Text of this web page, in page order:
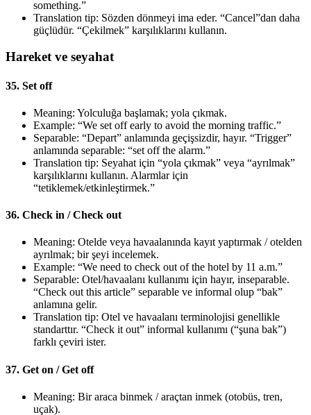
something.”
Translation tip: Sözden dönmeyi ima eder. “Cancel”dan daha
güçlüdür. “Çekilmek” karşılıklarını kullanın.
Hareket ve seyahat
35. Set off
Meaning: Yolculuğa başlamak; yola çıkmak.
Example: “We set off early to avoid the morning traffic.”
Separable: “Depart” anlamında geçişsizdir, hayır. “Trigger”
anlamında separable: “set off the alarm.”
Translation tip: Seyahat için “yola çıkmak” veya “ayrılmak”
karşılıklarını kullanın. Alarmlar için
“tetiklemek/etkinleştirmek.”
36. Check in / Check out
Meaning: Otelde veya havaalanında kayıt yaptırmak / otelden
ayrılmak; bir şeyi incelemek.
Example: “We need to check out of the hotel by 11 a.m.”
Separable: Otel/havaalanı kullanımı için hayır, inseparable.
“Check out this article” separable ve informal olup “bak”
anlamına gelir.
Translation tip: Otel ve havaalanı terminolojisi genellikle
standarttır. “Check it out” informal kullanımı (“şuna bak”)
farklı çeviri ister.
37. Get on / Get off
Meaning: Bir araca binmek / araçtan inmek (otobüs, tren,
uçak).